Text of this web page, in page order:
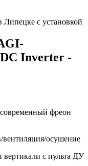
Inverter -
фреон
осушение
с пульта ДУ